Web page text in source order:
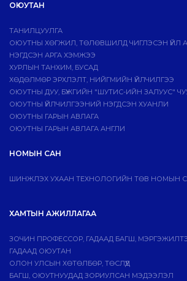
ОЮУТАН
ТАНИЛЦУУЛГА
ОЮУТНЫ ХӨГЖИЛ, ТӨЛӨВШИЛД ЧИГЛЭСЭН ҮЙЛ
НЭГДСЭН АРГА ХЭМЖЭЭ
ХУРЛЫН ТАНХИМ, БУСАД
ХӨДӨЛМӨР ЭРХЛЭЛТ, НИЙГМИЙН ҮЙЛЧИЛГЭЭ
ОЮУТНЫ ДУУ, БҮЖГИЙН "ШУТИС-ИЙН ЗАЛУУС"
ОЮУТНЫ ҮЙЛЧИЛГЭЭНИЙ НЭГДСЭН ХУАНЛИ
ОЮУТНЫ ГАРЫН АВЛАГА
ОЮУТНЫ ГАРЫН АВЛАГА АНГЛИ
НОМЫН САН
ШИНЖЛЭХ УХААН ТЕХНОЛОГИЙН ТӨВ НОМЫН
ХАМТЫН АЖИЛЛАГАА
ЗОЧИН ПРОФЕССОР, ГАДААД БАГШ,
ГАДААД ОЮУТАН
ОЛОН УЛСЫН ХӨТӨЛБӨР, ТӨСЛҮҮД
БАГШ, ОЮУТНУУДАД ЗОРИУЛСАН МЭДЭЭЛЭЛ